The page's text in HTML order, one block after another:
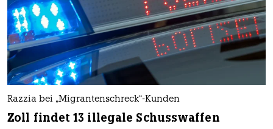
Razzia bei „Migrantenschreck“-Kunden
Zoll findet 13 illegale Schusswaffen